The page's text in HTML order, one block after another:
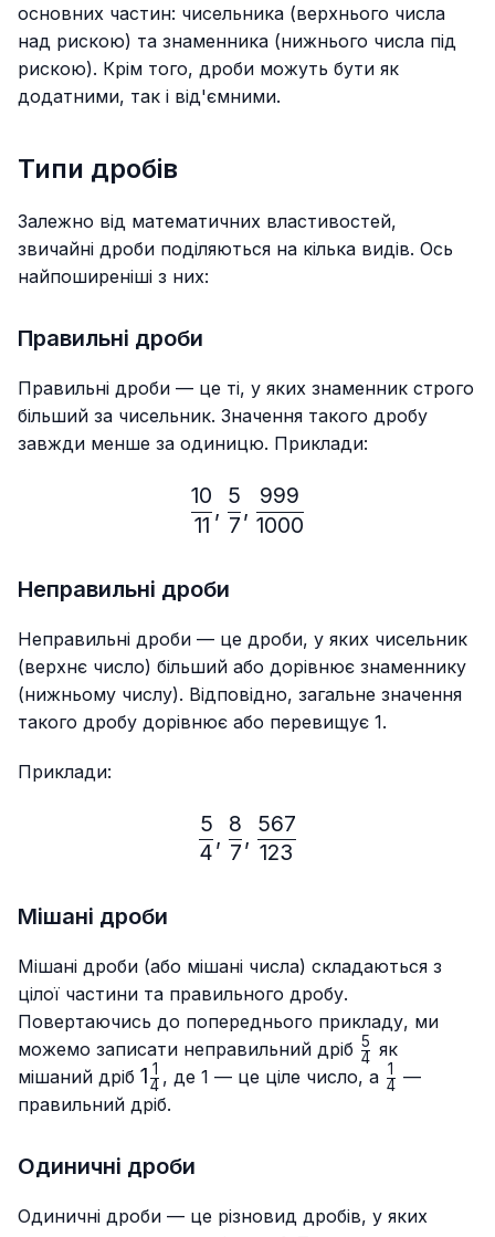
основних частин: чисельника (верхнього числа
над рискою) та знаменника (нижнього числа під
рискою). Крім того, дроби можуть бути як
додатними, так і від'ємними.
Типи дробів
Залежно від математичних властивостей,
звичайні дроби поділяються на кілька видів. Ось
найпоширеніші з них:
Правильні дроби
Правильні дроби — це ті, у яких знаменник строго
більший за чисельник. Значення такого дробу
завжди менше за одиницю. Приклади:
11
10
,
7
5
,
1000
999
Неправильні дроби
Неправильні дроби — це дроби, у яких чисельник
(верхнє число) більший або дорівнює знаменнику
(нижньому числу). Відповідно, загальне значення
такого дробу дорівнює або перевищує 1.
Приклади:
4
5
,
7
8
,
123
567
Мішані дроби
Мішані дроби (або мішані числа) складаються з
цілої частини та правильного дробу.
Повертаючись до попереднього прикладу, ми
можемо записати неправильний дріб \frac{5}
{4}
4
5 як
мішаний дріб 1\frac{1}
{4}
1 4
1 , де 1 — це ціле число, а \frac{1}
4
1
—
правильний дріб.
Одиничні дроби
Одиничні дроби — це різновид дробів, у яких